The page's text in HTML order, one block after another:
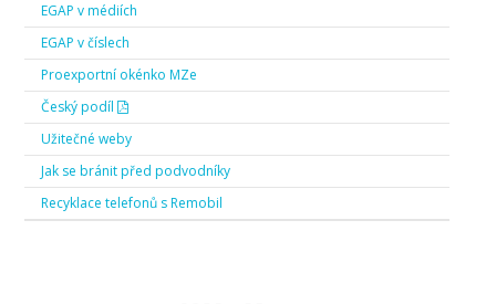
EGAP v médiích
EGAP v číslech
Proexportní okénko MZe
Český podíl
Užitečné weby
Jak se bránit před podvodníky
Recyklace telefonů s Remobil